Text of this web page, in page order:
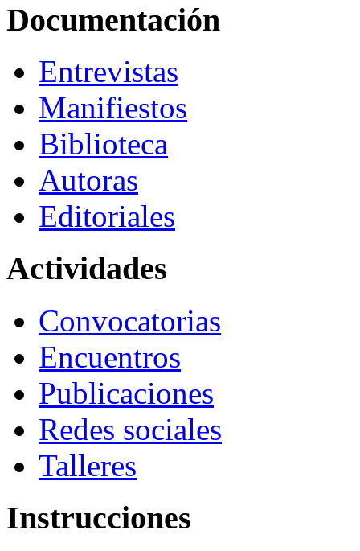
Documentación
Entrevistas
Manifiestos
Biblioteca
Autoras
Editoriales
Actividades
Convocatorias
Encuentros
Publicaciones
Redes sociales
Talleres
Instrucciones